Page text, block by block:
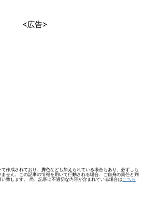
<広告>
作成されており、脚色なども加えられている場合もあり、必ずしも
せん。この記事の情報を用いて行動される場合、ご自身の責任と判
致します。 尚、記事に不適切な内容が含まれている場合は こちら